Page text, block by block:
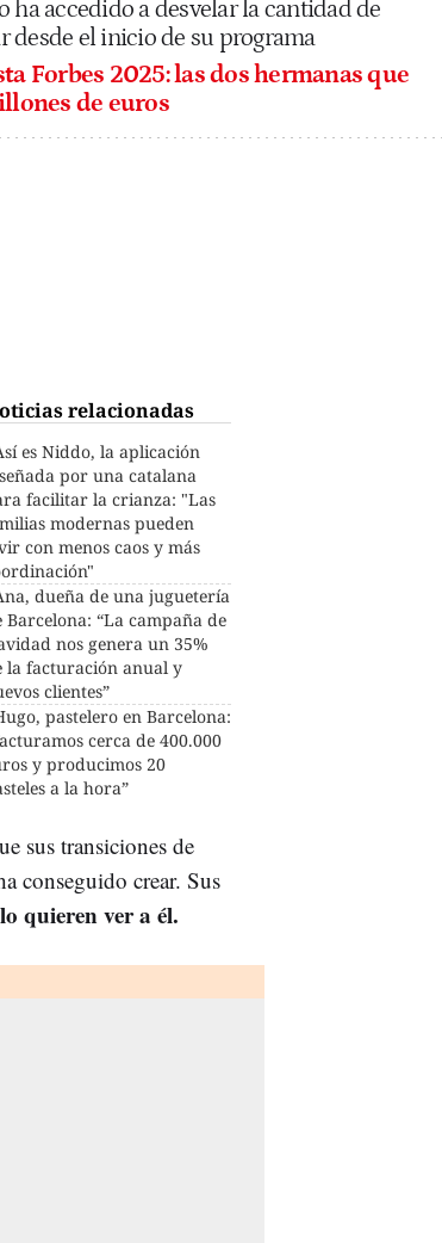
accedido a desvelar la cantidad de
desde el inicio de su programa
Forbes 2025: las dos hermanas que
de euros
relacionadas
es Niddo, la aplicación
por una catalana
facilitar la crianza: "Las
modernas pueden
con menos caos y más
dueña de una juguetería
Barcelona: “La campaña de
nos genera un 35%
la facturación anual y
clientes”
pastelero en Barcelona:
cerca de 400.000
y producimos 20
a la hora”
sus transiciones de
conseguido crear. Sus
lo quieren ver a él.